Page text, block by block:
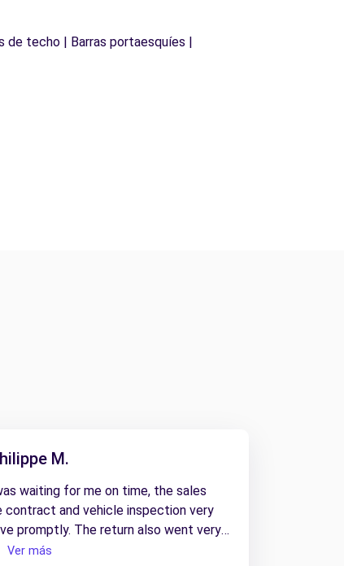
techo | Barras portaesquíes |
M.
waiting for me on time, the sales
and vehicle inspection very
promptly. The return also went very
were very helpful.
Ver más